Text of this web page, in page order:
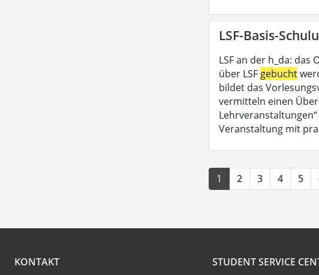
LSF-Basis-
LSF an der h_da: das
über LSF gebucht
bildet das
vermitteln einen
Lehrveranstaltungen“
Veranstaltung mit
1 2 3 4 5
KONTAKT
STUDENT SERVICE